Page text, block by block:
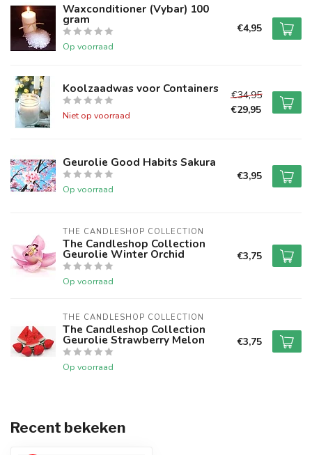
Waxconditioner (Vybar) 100
gram
Op voorraad
€4,95
Koolzaadwas voor Containers
Niet op voorraad
€34,95
€29,95
Geurolie Good Habits Sakura
Op voorraad
€3,95
THE CANDLESHOP COLLECTION
The Candleshop Collection
Geurolie Winter Orchid
Op voorraad
€3,75
THE CANDLESHOP COLLECTION
The Candleshop Collection
Geurolie Strawberry Melon
Op voorraad
€3,75
Recent bekeken